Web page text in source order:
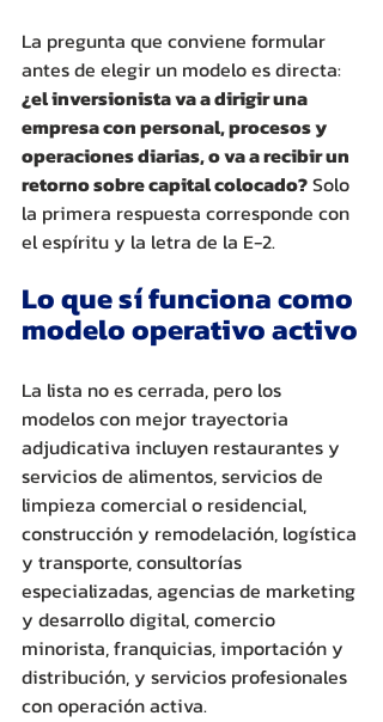
La pregunta que conviene formular
antes de elegir un modelo es directa:
¿el inversionista va a dirigir una
empresa con personal, procesos y
operaciones diarias, o va a recibir un
retorno sobre capital colocado? Solo
la primera respuesta corresponde con
el espíritu y la letra de la E-2.
Lo que sí funciona como
modelo operativo activo
La lista no es cerrada, pero los
modelos con mejor trayectoria
adjudicativa incluyen restaurantes y
servicios de alimentos, servicios de
limpieza comercial o residencial,
construcción y remodelación, logística
y transporte, consultorías
especializadas, agencias de marketing
y desarrollo digital, comercio
minorista, franquicias, importación y
distribución, y servicios profesionales
con operación activa.